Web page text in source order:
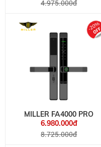
4.975.000đ
MILLER FA4000 PRO
6.980.000đ
8.725.000đ
-20%